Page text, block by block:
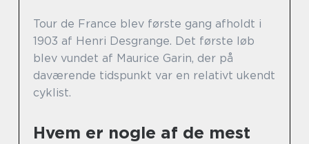
Tour de France blev første gang afholdt i
1903 af Henri Desgrange. Det første løb
blev vundet af Maurice Garin, der på
daværende tidspunkt var en relativt ukendt
cyklist.
Hvem er nogle af de mest